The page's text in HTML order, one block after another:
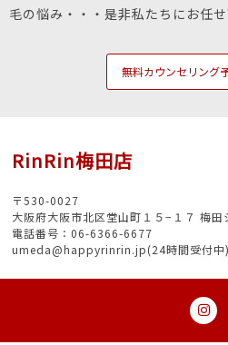
毛の悩み・・・是非私たちにお任
無料カウンセリング
RinRin梅田店
〒530-0027
大阪府大阪市北区堂山町１５−１７ 梅
電話番号：06-6366-6677
umeda@happyrinrin.jp(24時間受付中)